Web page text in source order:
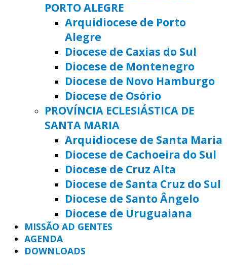
PORTO ALEGRE
Arquidiocese de Porto
Alegre
Diocese de Caxias do Sul
Diocese de Montenegro
Diocese de Novo Hamburgo
Diocese de Osório
PROVÍNCIA ECLESIÁSTICA DE
SANTA MARIA
Arquidiocese de Santa Maria
Diocese de Cachoeira do Sul
Diocese de Cruz Alta
Diocese de Santa Cruz do Sul
Diocese de Santo Ângelo
Diocese de Uruguaiana
MISSÃO AD GENTES
AGENDA
DOWNLOADS